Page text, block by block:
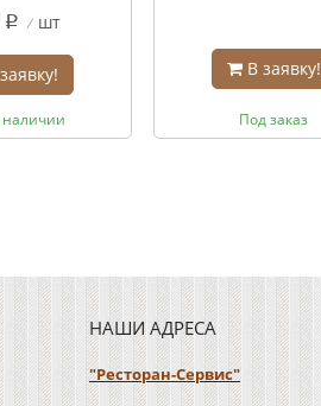
q шт
наличии
В заявку!
Под заказ
НАШИ АДРЕСА
"Ресторан-Сервис"